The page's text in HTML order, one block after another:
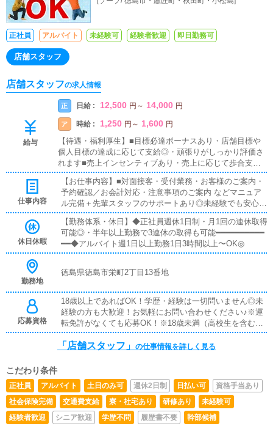
正社員 アルバイト 未経験可 経験者歓迎 即日勤務可
店舗スタッフ
店舗スタッフの求人情報
給与
正 日給 : 12,500 円 ～ 14,000 円
ア 時給 : 1,250 円 ～ 1,600 円
【待遇・福利厚生】■目標必達ボーナスあり・店舗目標や
個人目標の達成に応じて支給◎・頑張りがしっかり評価さ
れます■売上インセンティブあり・売上に応じて歩合支
給・成果がダイレクトに収入へ反映されます■試用期間あ
り・入社後は研修・試用期間あり・未経験でも安心してス
タートできます■日払いOK・急な出費にも対応可能・働い
た分をその日に受け取りOK◎■給与手渡し・振込待ちなし
で安心・希望に応じて手渡し対応可能■社員寮完備・即入
居OKの個室寮あり・新生活のスタートもサポートします
仕事内容
【お仕事内容】■対面接客・受付業務・お客様のご案内・
予約確認／お会計対応・注意事項のご案内 などマニュア
ル完備＋先輩スタッフのサポートあり◎未経験でも安心し
てスタートできます！━━━━━━━━━━━━■キャスト管理・キ
ャストさんのサポート業務・写メ日記などのPR方法アド
バイス「どうすれば稼げるか」を一緒に考えるお仕事です
◎━━━━━━━━━━━━■PC更新業務・ヘブンネット等の情報
は簡単な入力作業なので、PCが苦手でも問題ありません
充・管理快適に過ごせる環境づくりをお願いします♪
休日休暇
【勤務体系・休日】◆正社員週休1日制・月1回の連休取得
可能◎・半年以上勤務で3連休の取得も可能━━━━━━━━━━
━━◆アルバイト週1日以上勤務1日3時間以上〜OK◎
勤務地
徳島県徳島市栄町2丁目13番地
応募資格
18歳以上であればOK！学歴・経験は一切問いません◎未
経験の方も大歓迎！お気軽にお問い合わせください♪※運
転免許がなくても応募OK！※18歳未満（高校生を含む）
のご応募はお断りしております。
「店舗スタッフ」 の仕事情報を詳しく見る
こだわり条件
正社員 アルバイト 土日のみ可 週休2日制 日払い可
資格手当あり
社会保険完備
交通費支給 寮・社宅あり 研修あり
未経験可
経験者歓迎
シニア歓迎 学歴不問 履歴書不要 幹部候補